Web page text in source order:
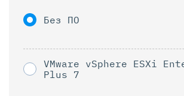
Без ПО
VMware vSphere ESXi
Plus 7